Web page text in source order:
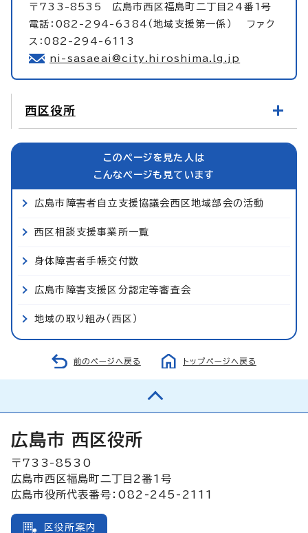
〒733-8535 広島市西区福島町二丁目24番1号
電話：082-294-6384（地域支援第一係） ファク
ス：082-294-6113
ni-sasaeai@city.hiroshima.lg.jp
西区役所
このページを見た人は
こんなページも見ています
広島市障害者自立支援協議会西区地域部会の活動
西区相談支援事業所一覧
身体障害者手帳交付数
広島市障害支援区分認定等審査会
地域の取り組み（西区）
前のページへ戻る トップページへ戻る
広島市 西区役所
〒733-8530
広島市西区福島町二丁目2番1号
広島市役所代表番号：082-245-2111
区役所案内